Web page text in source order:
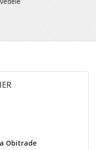
Obitrade